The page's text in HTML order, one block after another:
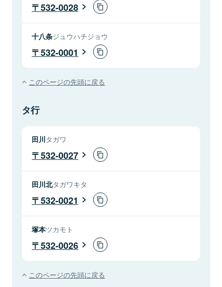
532-0028
十八条ジュウハチジョウ
532-0001
このページの先頭に戻る
タ行
田川タガワ
532-0027
田川北タガワキタ
532-0021
塚本ツカモト
532-0026
このページの先頭に戻る